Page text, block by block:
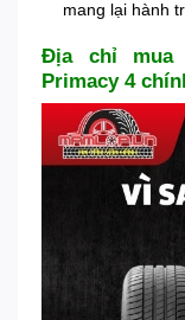
mang lại hành
Địa chỉ mua
Primacy 4